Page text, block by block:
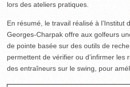
lors des ateliers pratiques.
En résumé, le travail réalisé à l’Institut
Georges-Charpak offre aux golfeurs
de pointe basée sur des outils de
permettent de vérifier ou d’infirmer les
des entraîneurs sur le swing, pour